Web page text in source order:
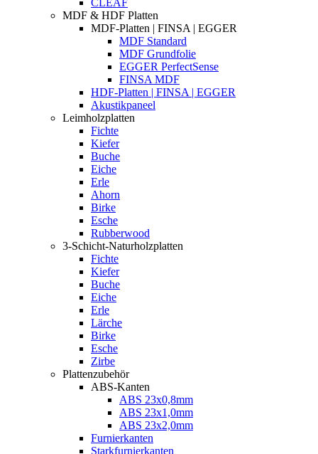
CLEAF
MDF & HDF Platten
MDF-Platten | FINSA | EGGER
MDF Standard
MDF Grundfolie
EGGER PerfectSense
FINSA MDF
HDF-Platten | FINSA | EGGER
Akustikpaneel
Leimholzplatten
Fichte
Kiefer
Buche
Eiche
Erle
Ahorn
Birke
Esche
Rubberwood
3-Schicht-Naturholzplatten
Fichte
Kiefer
Buche
Eiche
Erle
Lärche
Birke
Esche
Zirbe
Plattenzubehör
ABS-Kanten
ABS 23x0,8mm
ABS 23x1,0mm
ABS 23x2,0mm
Furnierkanten
Starkfurnierkanten